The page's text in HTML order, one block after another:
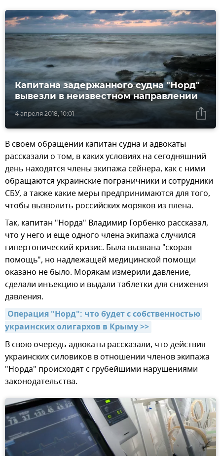
4 апреля 2018, 10:01
Капитана задержанного судна "Норд"
вывезли в неизвестном направлении
В своем обращении капитан судна и адвокаты
рассказали о том, в каких условиях на сегодняшний
день находятся члены экипажа сейнера, как с ними
обращаются украинские пограничники и сотрудники
СБУ, а также какие меры предпринимаются для того,
чтобы вызволить российских моряков из плена.
Так, капитан "Норда" Владимир Горбенко рассказал,
что у него и еще одного члена экипажа случился
гипертонический кризис. Была вызвана "скорая
помощь", но надлежащей медицинской помощи
оказано не было. Морякам измерили давление,
сделали инъекцию и выдали таблетки для снижения
давления.
Операция "Норд": что будет с собственностью
украинских олигархов в Крыму >>
В свою очередь адвокаты рассказали, что действия
украинских силовиков в отношении членов экипажа
"Норда" происходят с грубейшими нарушениями
законодательства.